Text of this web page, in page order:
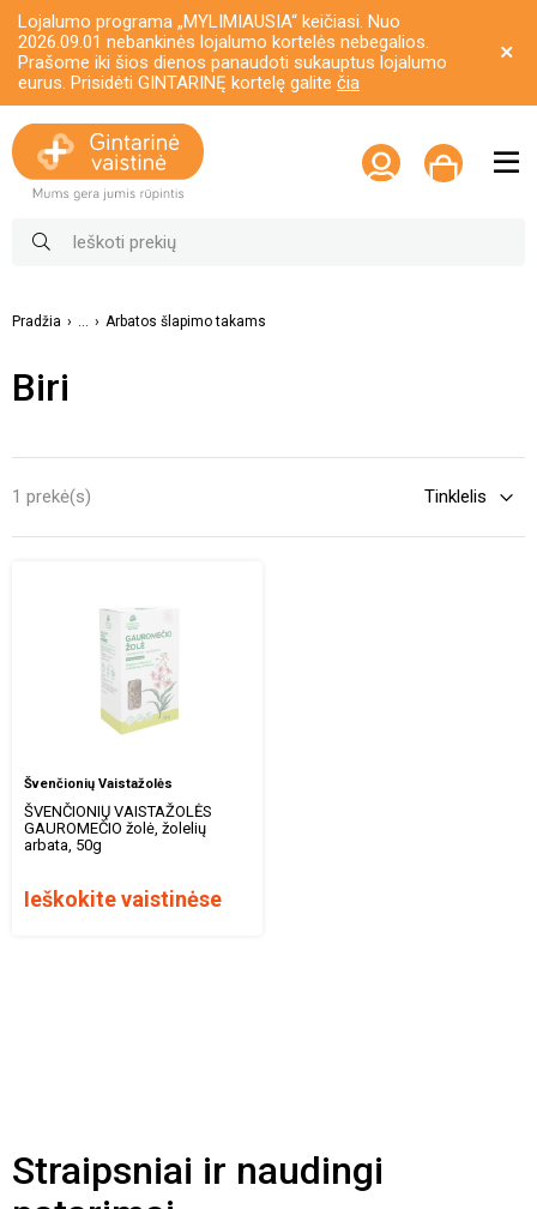
Lojalumo programa „MYLIMIAUSIA“ keičiasi. Nuo
2026.09.01 nebankinės lojalumo kortelės nebegalios.
Prašome iki šios dienos panaudoti sukauptus lojalumo
eurus. Prisidėti GINTARINĘ kortelę galite čia
Pradžia ... Arbatos šlapimo takams
Biri
1 prekė(s)
Švenčionių Vaistažolės
ŠVENČIONIŲ VAISTAŽOLĖS
GAUROMEČIO žolė, žolelių
arbata, 50g
Ieškokite vaistinėse
Straipsniai ir naudingi